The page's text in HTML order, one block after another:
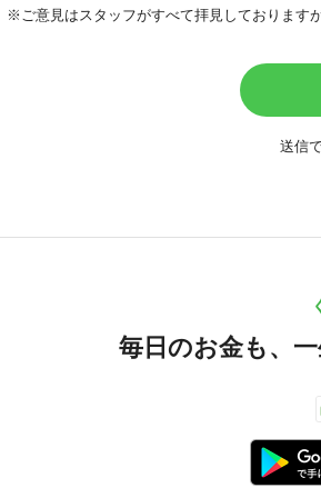
※ご意見はスタッフがすべて拝見しております
送信
毎日のお金も、